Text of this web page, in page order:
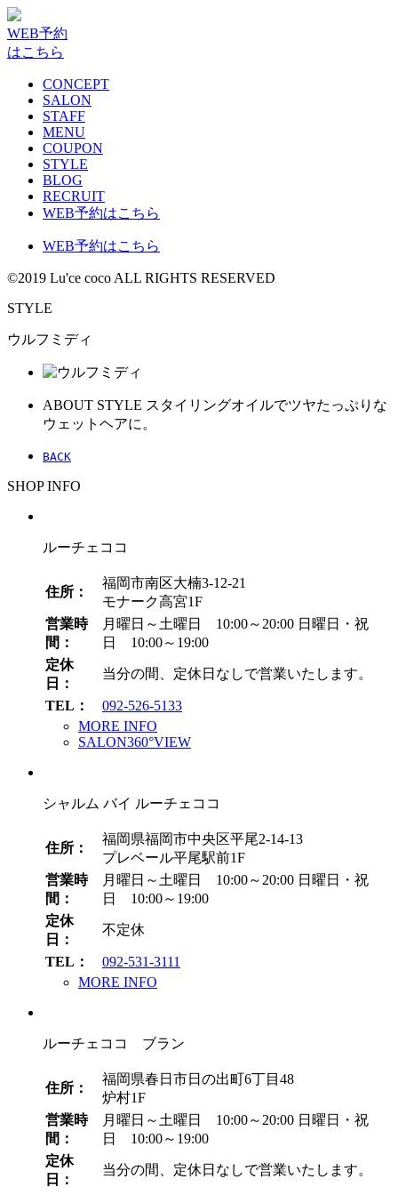
WEB予約
はこちら
CONCEPT
SALON
STAFF
MENU
COUPON
STYLE
BLOG
RECRUIT
WEB予約はこちら
WEB予約はこちら
©2019 Lu'ce coco ALL RIGHTS RESERVED
STYLE
ウルフミディ
ABOUT STYLE スタイリングオイルでツヤたっぷりな
ウェットヘアに。
BACK
SHOP INFO
ルーチェココ
住所：
福岡市南区大楠3-12-21
モナーク高宮1F
営業時
間：
月曜日～土曜日 10:00～20:00 日曜日・祝
日 10:00～19:00
定休
日：
当分の間、定休日なしで営業いたします。
TEL：
092-526-5133
MORE INFO
SALON360°VIEW
シャルム バイ ルーチェココ
住所：
福岡県福岡市中央区平尾2-14-13
プレベール平尾駅前1F
営業時
間：
月曜日～土曜日 10:00～20:00 日曜日・祝
日 10:00～19:00
定休
日：
不定休
TEL：
092-531-3111
MORE INFO
ルーチェココ ブラン
住所：
福岡県春日市日の出町6丁目48
炉村1F
営業時
間：
月曜日～土曜日 10:00～20:00 日曜日・祝
日 10:00～19:00
定休
日：
当分の間、定休日なしで営業いたします。